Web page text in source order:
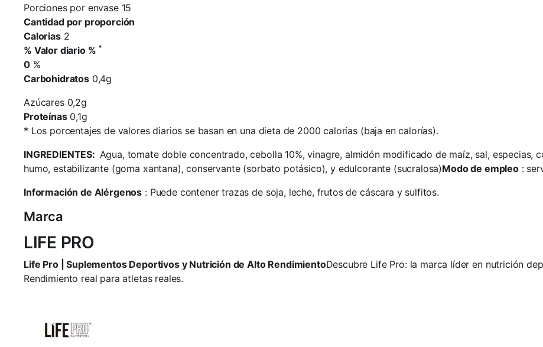
Porciones por envase 15
Cantidad por proporción
Calorias2
% Valor diario % *
0%
Carbohidratos0,4g
Azúcares 0,2g
Proteínas0,1g
* Los porcentajes de valores diarios se basan en una dieta de 2000 calorías (baja en calorías).
INGREDIENTES: Agua, tomate doble concentrado, cebolla 10%, vinagre, almidón modificado de maíz, sal, especias,
humo, estabilizante (goma xantana), conservante (sorbato potásico), y edulcorante (sucralosa)Modo de empleo:
Información de Alérgenos : Puede contener trazas de soja, leche, frutos de cáscara y sulfitos.
Marca
LIFE PRO
Life Pro | Suplementos Deportivos y Nutrición de Alto RendimientoDescubre Life Pro: la marca líder en nutrición
Rendimiento real para atletas reales.